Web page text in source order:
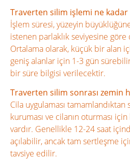
Traverten silim işlemi ne kadar
İşlem süresi, yüzeyin
istenen parlaklık seviyesine
Ortalama olarak, küçük bir alan
geniş alanlar için 1-3 gün
bir süre bilgisi verilecektir.
Traverten silim sonrası zemin
Cila uygulaması
kuruması ve cilanın oturması
vardır. Genellikle 12-24 saat
açılabilir, ancak tam sertleşme
tavsiye edilir.